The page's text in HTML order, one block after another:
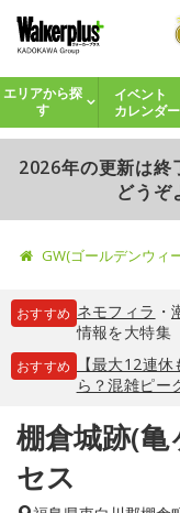
エリアから探
す
イベント
カレンダー
2026年の更新は終
どうぞ
GW(ゴールデンウィ
おすすめ ネモフィラ ・
情報を大特集
おすすめ
【最大12連
ら？混雑ピー
棚倉城跡(亀
セス